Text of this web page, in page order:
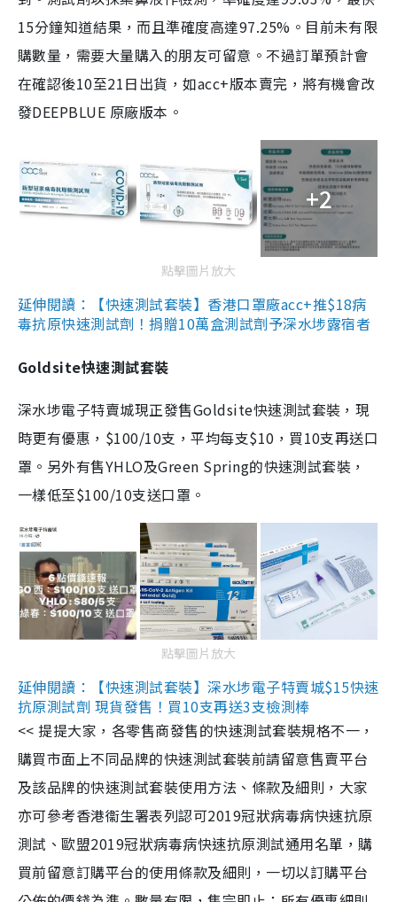
15分鐘知道結果，而且準確度高達97.25%。目前未有限
購數量，需要大量購入的朋友可留意。不過訂單預計會
在確認後10至21日出貨，如acc+版本賣完，將有機會改
發DEEPBLUE 原廠版本。
+2
點擊圖片放大
延伸閱讀：【快速測試套裝】香港口罩廠acc+推$18病
毒抗原快速測試劑！捐贈10萬盒測試劑予深水埗露宿者
Goldsite快速測試套裝
深水埗電子特賣城現正發售Goldsite快速測試套裝，現
時更有優惠，$100/10支，平均每支$10，買10支再送口
罩。另外有售YHLO及Green Spring的快速測試套裝，
一樣低至$100/10支送口罩。
點擊圖片放大
延伸閱讀：【快速測試套裝】深水埗電子特賣城$15快速
抗原測試劑 現貨發售！買10支再送3支檢測棒
<< 提提大家，各零售商發售的快速測試套裝規格不一，
購買市面上不同品牌的快速測試套裝前請留意售賣平台
及該品牌的快速測試套裝使用方法、條款及細則，大家
亦可參考香港衞生署表列認可2019冠狀病毒病快速抗原
測試、歐盟2019冠狀病毒病快速抗原測試通用名單，購
買前留意訂購平台的使用條款及細則，一切以訂購平台